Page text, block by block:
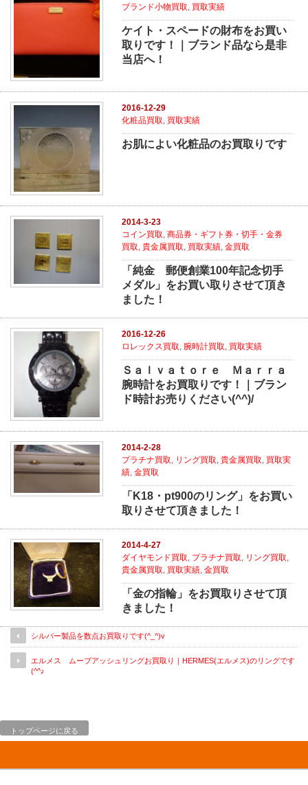
ブランド小物買取, 買取実績
ケイト・スペードの財布をお買い
取りです！｜ブランド品なら是非
当店へ！
2016-12-29
化粧品買取, 買取実績
お肌によい化粧品のお買取りです
2014-3-23
コイン買取 ,商品券・ギフト券・切手・金券
買取 ,貴金属買取 買取実績 ,金買取
「純金 郵便創業100年記念切手
メダル」をお買い取りさせて頂き
ました！
2016-12-26
ロレックス買取 腕時計買取 買取実績
Ｓａｌｖａｔｏｒｅ Ｍａｒｒａ
腕時計をお買取りです！｜ブラン
ド時計お売りください(^^)/
2014-2-28
プラチナ買取, リング買取,貴金属買取, 買取実
績,金買取
「K18・pt900のリング」をお買い
取りさせて頂きました！
2014-4-27
ダイヤモンド買取, プラチナ買取, リング買取,
貴金属買取, 買取実績,金買取
「金の指輪」をお買取りさせて頂
きました！
シルバー製品を数点お買取りです(^_^)v
エルメス ムーブアッシュリングお買取り｜HERMES(エルメス)のリングです
(^^♪
トップページに戻る